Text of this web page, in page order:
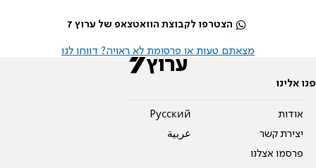
הצטרפו לקבוצת הוואטצאפ של ערוץ 7
מצאתם טעות או פרסומת לא ראויה? דווחו לנו
פנו אלינו
אודות
יצירת קשר
פרסמו אצלנו
Pусский
عربية